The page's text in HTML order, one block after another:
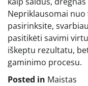
Nepriklausomai
pasirinksite,
pasitikėti savimi
iškeptu rezultatu,
gaminimo procesu.
Posted in Maistas